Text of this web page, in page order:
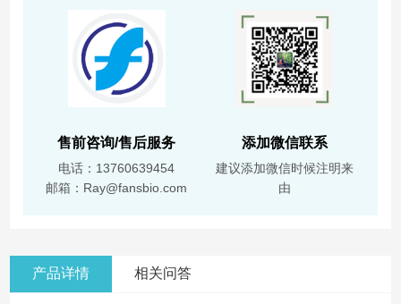
售前咨询/售后服务
电话：13760639454
邮箱：Ray@fansbio.com
添加微信联系
建议添加微信时候注明来
由
产品详情 相关问答